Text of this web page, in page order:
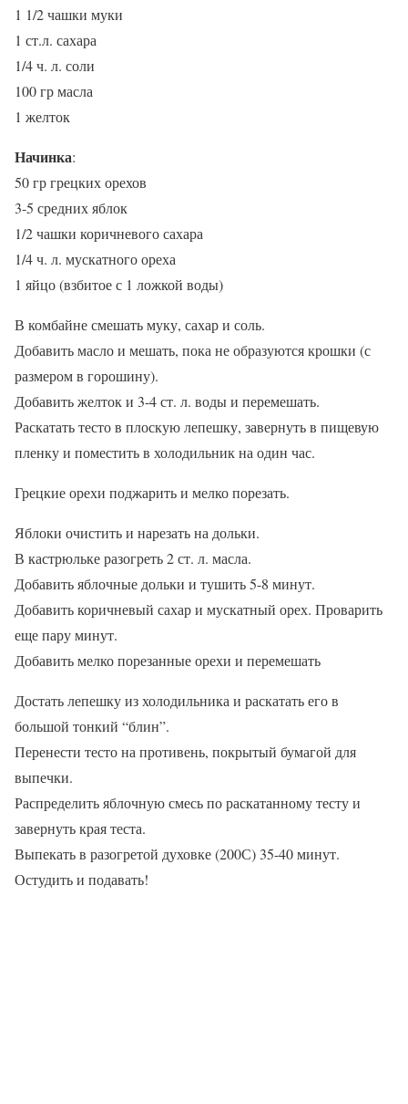
1 1/2 чашки муки
1 ст.л. сахара
1/4 ч. л. соли
100 гр масла
1 желток
Начинка:
50 гр грецких орехов
3-5 средних яблок
1/2 чашки коричневого сахара
1/4 ч. л. мускатного ореха
1 яйцо (взбитое с 1 ложкой воды)
В комбайне смешать муку, сахар и соль.
Добавить масло и мешать, пока не образуются крошки (с
размером в горошину).
Добавить желток и 3-4 ст. л. воды и перемешать.
Раскатать тесто в плоскую лепешку, завернуть в пищевую
пленку и поместить в холодильник на один час.
Грецкие орехи поджарить и мелко порезать.
Яблоки очистить и нарезать на дольки.
В кастрюльке разогреть 2 ст. л. масла.
Добавить яблочные дольки и тушить 5-8 минут.
Добавить коричневый сахар и мускатный орех. Проварить
еще пару минут.
Добавить мелко порезанные орехи и перемешать
Достать лепешку из холодильника и раскатать его в
большой тонкий “блин”.
Перенести тесто на противень, покрытый бумагой для
выпечки.
Распределить яблочную смесь по раскатанному тесту и
завернуть края теста.
Выпекать в разогретой духовке (200С) 35-40 минут.
Остудить и подавать!